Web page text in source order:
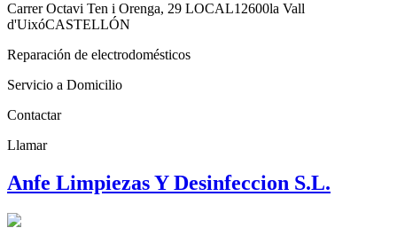
Carrer Octavi Ten i Orenga, 29 LOCAL12600la Vall
d'UixóCASTELLÓN
Reparación de electrodomésticos
Servicio a Domicilio
Contactar
Llamar
Anfe Limpiezas Y Desinfeccion S.L.